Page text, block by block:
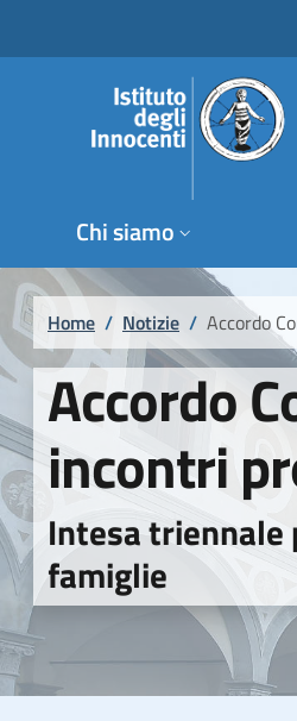
Chi siamo
Briciole di
Home / Notizie / Accordo
Accordo
incontri
Intesa
famiglie